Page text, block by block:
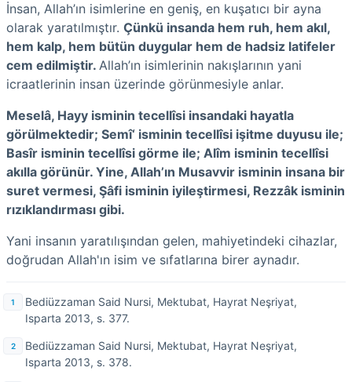
İnsan, Allah’ın isimlerine en geniş, en kuşatıcı bir ayna
olarak yaratılmıştır. Çünkü insanda hem ruh, hem akıl,
hem kalp, hem bütün duygular hem de hadsiz latifeler
cem edilmiştir. Allah’ın isimlerinin nakışlarının yani
icraatlerinin insan üzerinde görünmesiyle anlar.
Meselâ, Hayy isminin tecellîsi insandaki hayatla
görülmektedir; Semî‘ isminin tecellîsi işitme duyusu ile;
Basîr isminin tecellîsi görme ile; Alîm isminin tecellîsi
akılla görünür. Yine, Allah’ın Musavvir isminin insana bir
suret vermesi, Şâfi isminin iyileştirmesi, Rezzâk isminin
rızıklandırması gibi.
Yani insanın yaratılışından gelen, mahiyetindeki cihazlar,
doğrudan Allah'ın isim ve sıfatlarına birer aynadır.
Bediüzzaman Said Nursi, Mektubat, Hayrat Neşriyat,
Isparta 2013, s. 377.
Bediüzzaman Said Nursi, Mektubat, Hayrat Neşriyat,
Isparta 2013, s. 378.